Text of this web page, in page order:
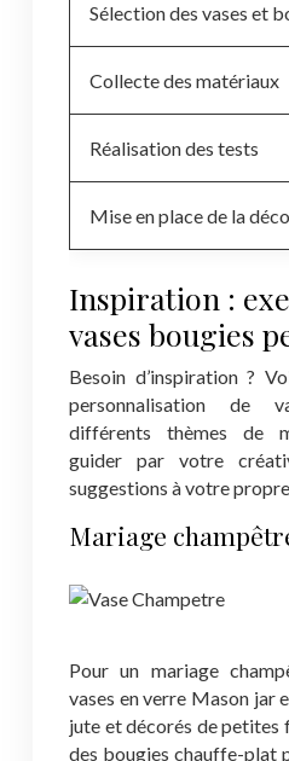
Sélection des vases et
Collecte des matériaux
Réalisation des tests
Mise en place de la
Inspiration :
vases bougies
Besoin d’inspiration ?
personnalisation de
différents thèmes de
guider par votre
suggestions à votre
Mariage
Pour un mariage
vases en verre Mason jar
jute et décorés de petites
des bougies chauffe-plat